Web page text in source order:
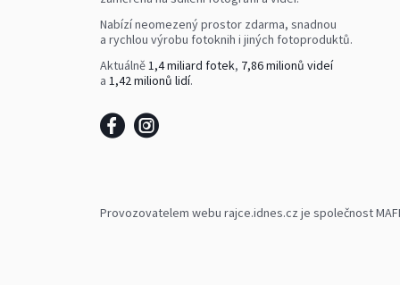
Nabízí neomezený prostor zdarma, snadnou
a rychlou výrobu fotoknih i jiných fotoproduktů.
Aktuálně1,4 miliard fotek, 7,86 milionů videí
a 1,42 milionů lidí.
Provozovatelem webu rajce.idnes.cz je společnost